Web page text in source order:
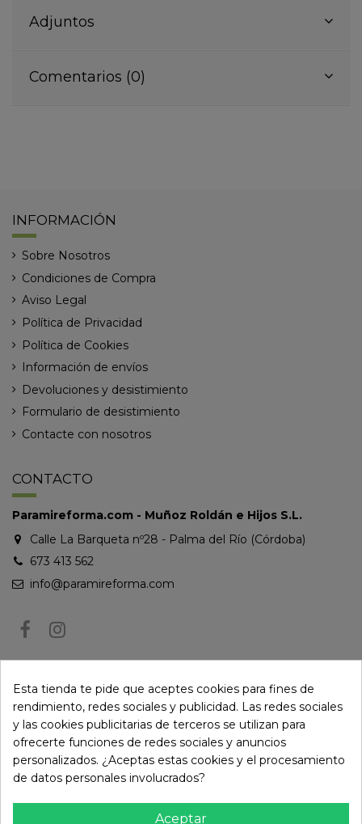
Adjuntos
Comentarios (0)
INFORMACIÓN
Sobre Nosotros
Condiciones de Compra
Aviso Legal
Política de Privacidad
Política de Cookies
Información de envíos
Devoluciones y desistimiento
Formulario de desistimiento
Contacte con nosotros
CONTACTO
Paramireforma.com - Muñoz Roldán e Hijos S.L.
Calle La Barqueta nº28 - Palma del Río (Córdoba)
673 413 562
info@paramireforma.com
Puede darse de baja en cualquier momento. Para ello, consulte nuestra
información de contacto en el aviso legal.
Esta tienda te pide que aceptes cookies para fines de
rendimiento, redes sociales y publicidad. Las redes sociales
y las cookies publicitarias de terceros se utilizan para
ofrecerte funciones de redes sociales y anuncios
personalizados. ¿Aceptas estas cookies y el procesamiento
de datos personales involucrados?
Aceptar